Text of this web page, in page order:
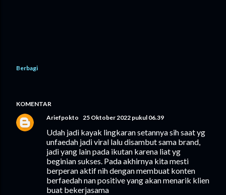
Berbagi
KOMENTAR
Ariefpokto
25 Oktober 2022 pukul 06.39
Udah jadi kayak lingkaran setannya sih saat yg
unfaedah jadi viral lalu disambut sama brand,
jadi yang lain pada ikutan karena liat yg
beginian sukses. Pada akhirnya kita mesti
berperan aktif nih dengan membuat konten
berfaedah nan positive yang akan menarik klien
buat bekerjasama